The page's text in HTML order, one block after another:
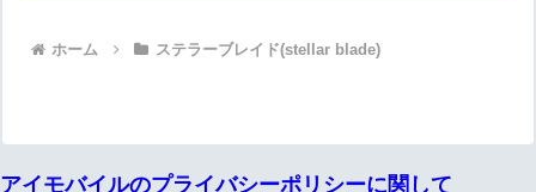
ホーム ステラーブレイド(stellar blade)
アイモバイルのプライバシーポリシーに関して